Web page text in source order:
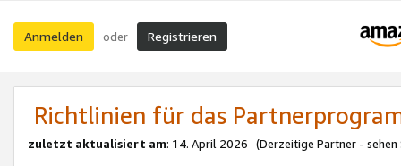
Anmelden oder Registrieren
Richtlinien für das
zuletzt aktualisiert am: 14. April 2026 (Derzeitige Partner - sehen